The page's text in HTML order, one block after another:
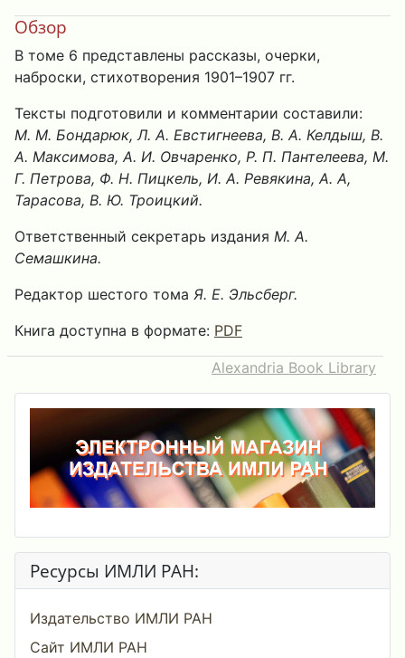
Обзор
В томе 6 представлены рассказы, очерки,
наброски, стихотворения 1901–1907 гг.
Тексты подготовили и комментарии составили:
М. М. Бондарюк, Л. А. Евстигнеева, В. А. Келдыш, В.
А. Максимова, А. И. Овчаренко, Р. П. Пантелеева, М.
Г. Петрова, Ф. Н. Пицкель, И. А. Ревякина, А. А,
Тарасова, В. Ю. Троицкий.
Ответственный секретарь издания М. А.
Семашкина.
Редактор шестого тома Я. Е. Эльсберг.
Книга доступна в формате: PDF
Alexandria Book Library
Ресурсы ИМЛИ РАН:
Издательство ИМЛИ РАН
Сайт ИМЛИ РАН